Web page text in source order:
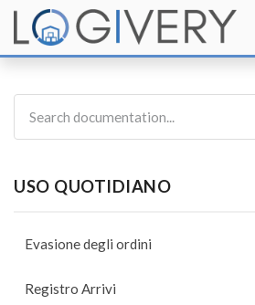
USO QUOTIDIANO
Evasione degli ordini
Registro Arrivi